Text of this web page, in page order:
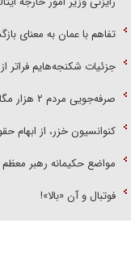
تفاهم با عمان به معنای
جزئیات شکنجه‌هایم فراتر
صرفه‌جویی مردم ۲ هزار مگاوات برق تولید کرد
کنوانسیون خزر، از ابهام
مواضع حکیمانه رهبر
فوتبال و آن «بالا»!